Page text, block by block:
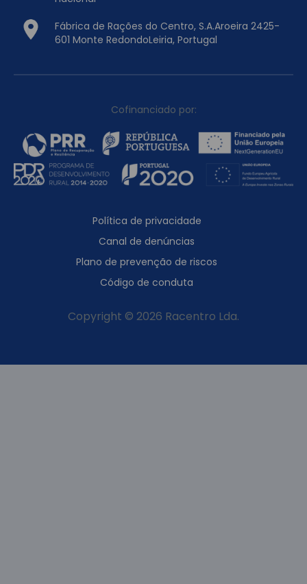
Fábrica de Rações do Centro, S.A.Aroeira 2425-
601 Monte RedondoLeiria, Portugal
Cofinanciado por:
Política de privacidade
Canal de denúncias
Plano de prevenção de riscos
Código de conduta
Copyright © 2026 Racentro Lda.